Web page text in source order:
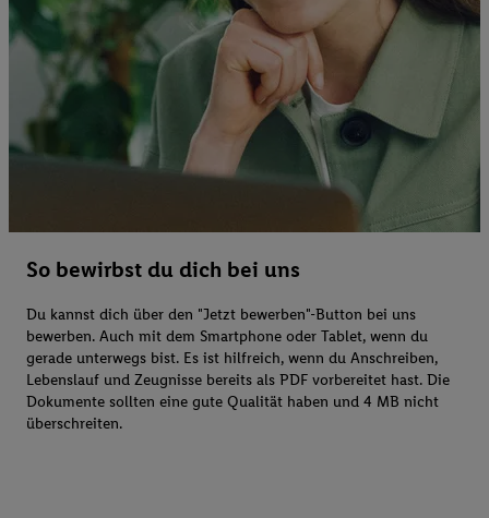
So bewirbst du dich bei uns
Du kannst dich über den "Jetzt bewerben"-Button bei uns
bewerben. Auch mit dem Smartphone oder Tablet, wenn du
gerade unterwegs bist. Es ist hilfreich, wenn du Anschreiben,
Lebenslauf und Zeugnisse bereits als PDF vorbereitet hast. Die
Dokumente sollten eine gute Qualität haben und 4 MB nicht
überschreiten.